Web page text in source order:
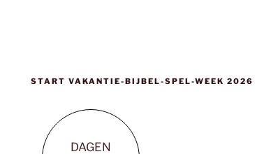
START VAKANTIE-BIJBEL-SPEL-WEEK 2026
DAGEN